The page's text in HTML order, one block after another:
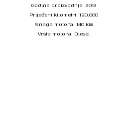
Godina proizvodnje: 2018
Prijeđeni kilometri: 130.000
Snaga motora: 140 kW
Vrsta motora: Diesel